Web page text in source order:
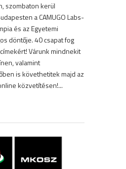
szombaton kerül
a CAMUGO Labs-
és az Egyetemi
döntője. 40 csapat fog
Várunk mindnekit
valamint
is követhetitek majd az
közvetítésen!...